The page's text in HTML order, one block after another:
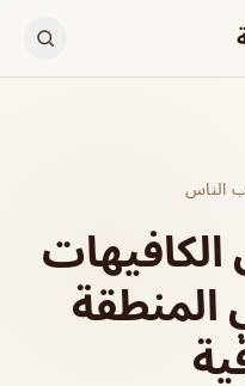
الناس
المنطقة